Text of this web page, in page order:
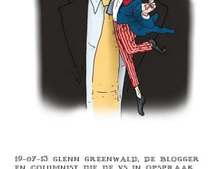
19-07-13 GLENN GREENWALD, DE BLOGGER